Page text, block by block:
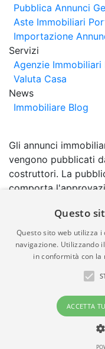
Pubblica Annunci
Aste Immobiliari
Importazione
Servizi
Agenzie Immobiliari
Valuta Casa
News
Immobiliare Blog
Gli annunci
vengono pubblicati
costruttori. La
comporta
garanzia da parte di
quindi non è
correttezza, della
materia di privacy
suddetti annunci.
© Copyright 2007 -
Immobiliare-Italia.it -
Questo
Questo sito web utilizza
navigazione. Utilizzando
in conformità con la
ACCETTA